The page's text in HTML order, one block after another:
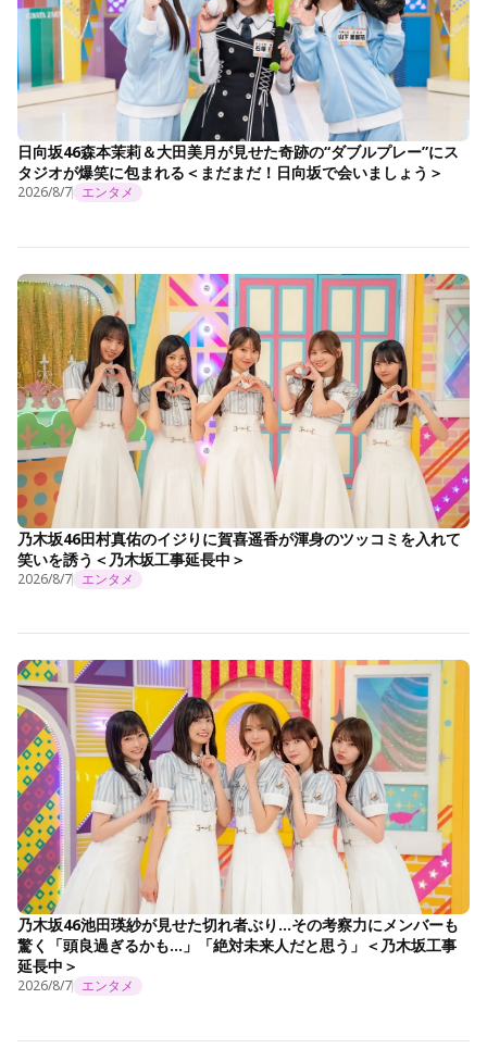
日向坂46森本茉莉＆大田美月が見せた奇跡の“ダブルプレー”にス
タジオが爆笑に包まれる＜まだまだ！日向坂で会いましょう＞
2026/8/7 エンタメ
乃木坂46田村真佑のイジりに賀喜遥香が渾身のツッコミを入れて
笑いを誘う＜乃木坂工事延長中＞
2026/8/7 エンタメ
乃木坂46池田瑛紗が見せた切れ者ぶり…その考察力にメンバーも
驚く「頭良過ぎるかも…」「絶対未来人だと思う」＜乃木坂工事
延長中＞
2026/8/7 エンタメ